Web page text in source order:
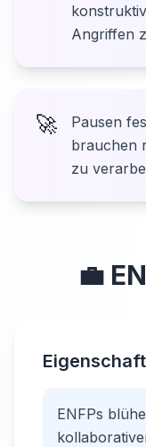
Angriffen
🚀
Pausen
brauchen
zu
💼
ENFPs